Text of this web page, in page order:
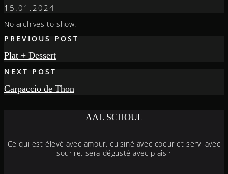
15.01.2024
No archives to show.
PREVIOUS POST
Plat + Dessert
NEXT POST
Carpaccio de Thon
AAL SCHOUL
Ce qui est élevé avec amour, cuisiné avec coeur et servi avec
sourire, sera dégusté avec plaisir